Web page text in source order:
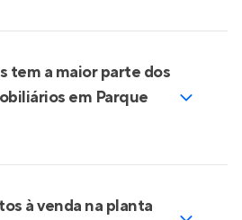
tem a maior parte dos
em Parque
à venda na planta